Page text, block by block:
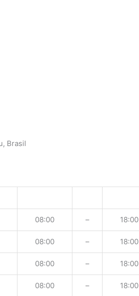
Brasil
08:00 – 18:00
08:00 – 18:00
08:00 – 18:00
08:00 – 18:00